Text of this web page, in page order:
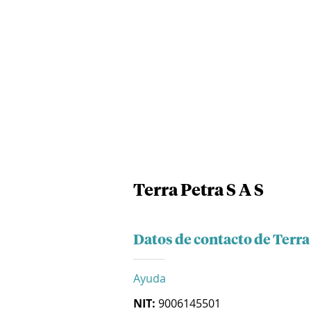
Terra Petra S A S
Datos de contacto de Terra
Ayuda
NIT: 9006145501